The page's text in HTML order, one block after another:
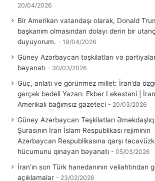
20/04/2026
Bir Amerikan vatandaşı olarak, Donald
başkanım olmasından dolayı derin bir utanç
duyuyorum.
19/04/2026
Güney Azərbaycan təşkilatları və
bəyanatı
30/03/2026
Güç, anlatı ve görünmez millet: İran’da
gerçek bedeli Yazan: Ekber Lekestani |
Amerikalı bağımsız gazeteci
20/03/2026
Güney Azərbaycan Təşkilatları Əməkdaşlıq
Şurasının İran İslam Respublikası rejiminin
Azərbaycan Respublikasına qarşı
hücumunu qınayan bəyanatı
05/03/2026
İran’ın son Türk hanedanının veliahtından
açıklamalar
23/02/2026